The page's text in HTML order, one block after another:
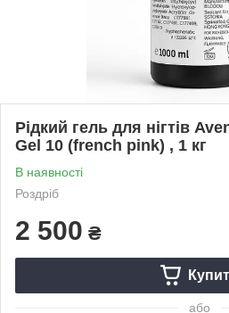
Рідкий гель для нігтів
Gel 10 (french pink) , 1 кг
В наявності
Роздріб
2 500 ₴
або